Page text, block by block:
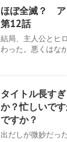
ほぼ全滅？ ア
第12話
結局、主人公とヒ
わった。悪くはな
タイトル長す
か？忙しいで
ですか？
出だしが微妙だっ